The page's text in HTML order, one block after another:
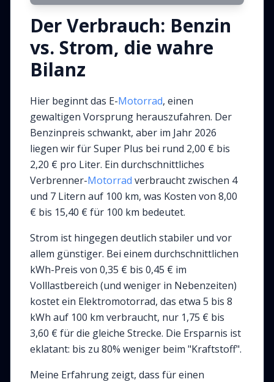
Der Verbrauch: Benzin
vs. Strom, die wahre
Bilanz
Hier beginnt das E-Motorrad, einen
gewaltigen Vorsprung herauszufahren. Der
Benzinpreis schwankt, aber im Jahr 2026
liegen wir für Super Plus bei rund 2,00 € bis
2,20 € pro Liter. Ein durchschnittliches
Verbrenner-Motorrad verbraucht zwischen 4
und 7 Litern auf 100 km, was Kosten von 8,00
€ bis 15,40 € für 100 km bedeutet.
Strom ist hingegen deutlich stabiler und vor
allem günstiger. Bei einem durchschnittlichen
kWh-Preis von 0,35 € bis 0,45 € im
Volllastbereich (und weniger in Nebenzeiten)
kostet ein Elektromotorrad, das etwa 5 bis 8
kWh auf 100 km verbraucht, nur 1,75 € bis
3,60 € für die gleiche Strecke. Die Ersparnis ist
eklatant: bis zu 80% weniger beim "Kraftstoff".
Meine Erfahrung zeigt, dass für einen